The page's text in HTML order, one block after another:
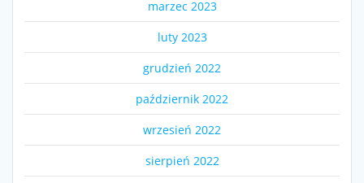
marzec 2023
luty 2023
grudzień 2022
październik 2022
wrzesień 2022
sierpień 2022